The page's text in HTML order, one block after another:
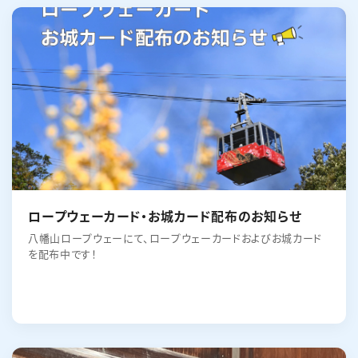
ロープウェーカード・お城カード配布のお知らせ
八幡山ロープウェーにて、ロープウェーカードおよびお城カード
を配布中です！